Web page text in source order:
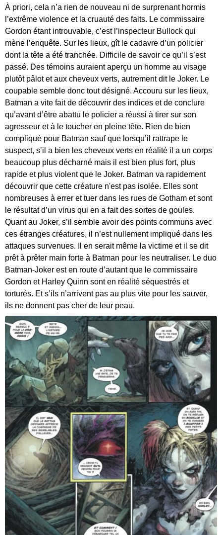
À priori, cela n’a rien de nouveau ni de surprenant hormis
l’extrême violence et la cruauté des faits. Le commissaire
Gordon étant introuvable, c’est l’inspecteur Bullock qui
mène l’enquête. Sur les lieux, gît le cadavre d’un policier
dont la tête a été tranchée. Difficile de savoir ce qu’il s’est
passé. Des témoins auraient aperçu un homme au visage
plutôt pâlot et aux cheveux verts, autrement dit le Joker. Le
coupable semble donc tout désigné. Accouru sur les lieux,
Batman a vite fait de découvrir des indices et de conclure
qu’avant d’être abattu le policier a réussi à tirer sur son
agresseur et à le toucher en pleine tête. Rien de bien
compliqué pour Batman sauf que lorsqu’il rattrape le
suspect, s’il a bien les cheveux verts en réalité il a un corps
beaucoup plus décharné mais il est bien plus fort, plus
rapide et plus violent que le Joker. Batman va rapidement
découvrir que cette créature n'est pas isolée. Elles sont
nombreuses à errer et tuer dans les rues de Gotham et sont
le résultat d’un virus qui en a fait des sortes de goules.
Quant au Joker, s’il semble avoir des points communs avec
ces étranges créatures, il n’est nullement impliqué dans les
attaques survenues. Il en serait même la victime et il se dit
prêt à prêter main forte à Batman pour les neutraliser. Le duo
Batman-Joker est en route d’autant que le commissaire
Gordon et Harley Quinn sont en réalité séquestrés et
torturés. Et s’ils n’arrivent pas au plus vite pour les sauver,
ils ne donnent pas cher de leur peau.